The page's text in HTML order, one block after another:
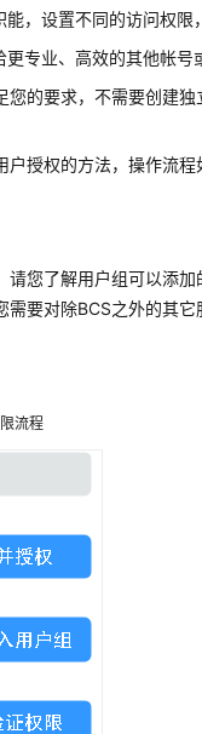
，设置不同的访问权限
更专业、高效的其他帐号
您的要求，不需要创建
户授权的方法，操作流程
请您了解用户组可以添
需要对除BCS之外的其
流程